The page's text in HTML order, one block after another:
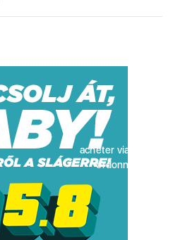
acheter viagra sans
ordonnance